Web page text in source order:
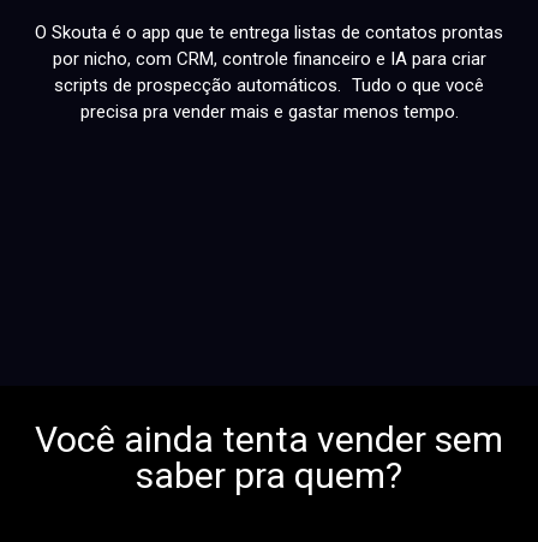
O Skouta é o app que te entrega listas de contatos prontas
por nicho, com CRM, controle financeiro e IA para criar
scripts de prospecção automáticos. Tudo o que você
precisa pra vender mais e gastar menos tempo.
Você ainda tenta vender sem
saber pra quem?